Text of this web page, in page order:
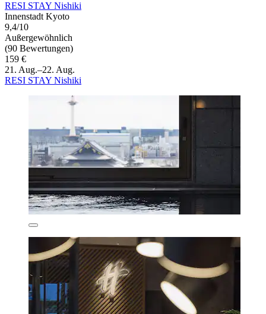
RESI STAY Nishiki
Innenstadt Kyoto
9,4/10
Außergewöhnlich
(90 Bewertungen)
159 €
21. Aug.–22. Aug.
RESI STAY Nishiki